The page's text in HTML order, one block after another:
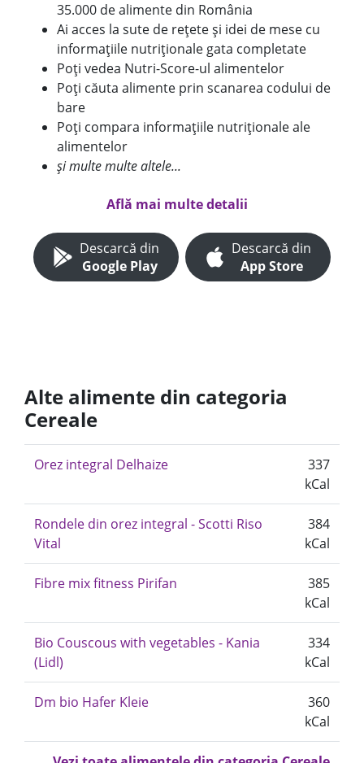
35.000 de alimente din România
Ai acces la sute de rețete și idei de mese cu
informațiile nutriționale gata completate
Poți vedea Nutri-Score-ul alimentelor
Poți căuta alimente prin scanarea codului de
bare
Poți compara informațiile nutriționale ale
alimentelor
și multe multe altele...
Află mai multe detalii
Descarcă din
Google Play
Descarcă din
App Store
Alte alimente din categoria
Cereale
Orez integral Delhaize
337
kCal
Rondele din orez integral - Scotti Riso
Vital
384
kCal
Fibre mix fitness Pirifan
385
kCal
Bio Couscous with vegetables - Kania
(Lidl)
334
kCal
Dm bio Hafer Kleie
360
kCal